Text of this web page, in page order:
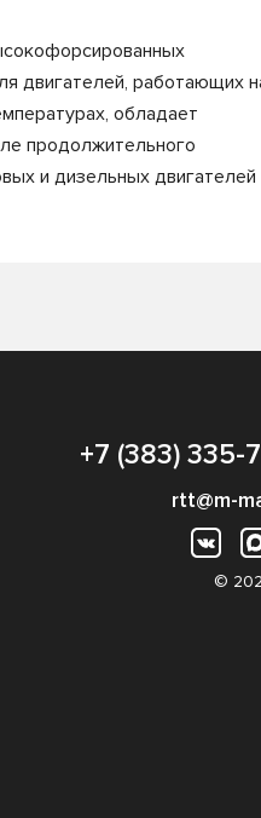
двигателей, работающих
обладает
продолжительного
и дизельных двигателей
+7 (383) 335-
rtt@m-
©